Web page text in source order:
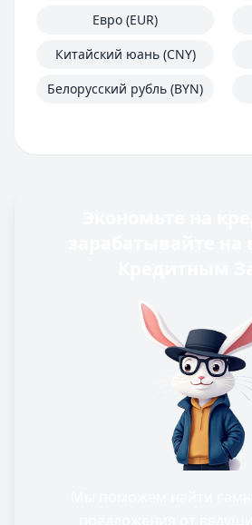
Евро (EUR)
Китайский юань (CNY)
Белорусский рубль (BYN)